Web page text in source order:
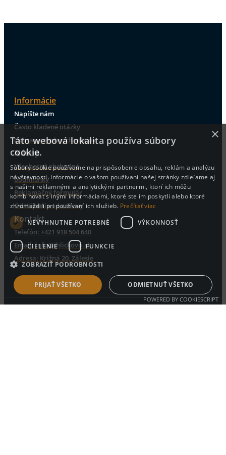
Informácie
Napíšte nám
Často kladené otázky
Ochrana osobnych udajov
Nákup
Všeobecné obchodné
podmienky
Reklamačný formulár
Odstúpenie od zmluvy
Kontakt
Telefón: +421 918 504 640
Email: info@ihlickovo.sk
Adresa: Križná 20, Zálesie
×
Táto webová lokalita používa súbory
cookie.
Súbory cookie používame na prispôsobenie obsahu, reklám a analýzu
návštevnosti. Informácie o vašom používaní našej stránky zdieľame aj
s našimi reklamnými a analytickými partnermi, ktorí ich môžu
kombinovať s inými informáciami, ktoré ste im poskytli alebo ktoré
zhromaždili pri používaní ich služieb. Prečítať viac
NEVYHNUTNE POTREBNÉ
VÝKONNOSŤ
CIELENIE FUNKCIE
ZOBRAZIŤ PODROBNOSTI
PRIJAŤ VŠETKO ODMIETNUŤ VŠETKO
POWERED BY COOKIESCRIPT